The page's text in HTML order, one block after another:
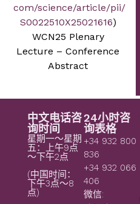
com/science/article/pii/
S0022510X25021616)
WCN25 Plenary
Lecture – Conference
Abstract
中文电话咨
询时间
星期一～星期
五：上午9点
～下午2点
(中国时间：
下午3点～8
点)
24小时咨
询表格
+34 932 800
836
+34 932 066
406
微信: